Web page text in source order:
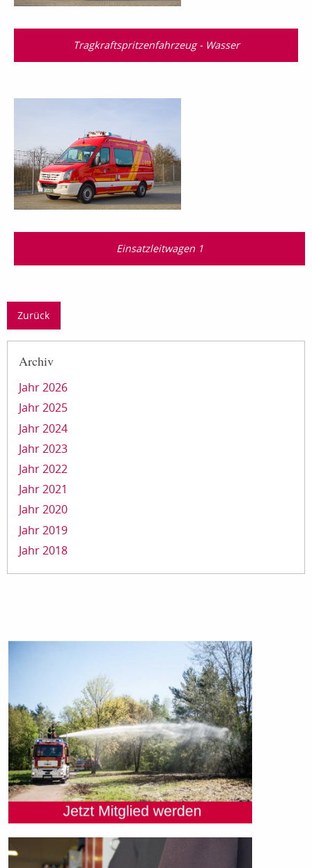
Tragkraftspritzenfahrzeug - Wasser
Einsatzleitwagen 1
Zurück
Archiv
Jahr 2026
Jahr 2025
Jahr 2024
Jahr 2023
Jahr 2022
Jahr 2021
Jahr 2020
Jahr 2019
Jahr 2018